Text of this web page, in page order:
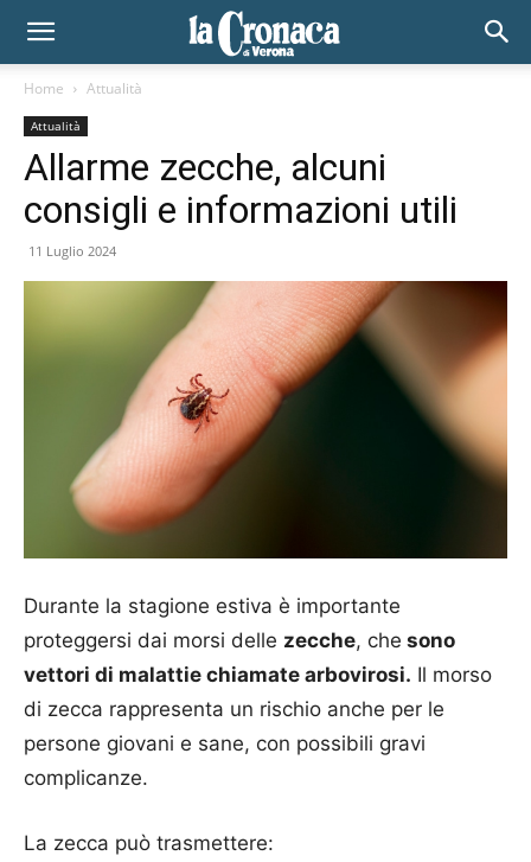
Home Attualità
Attualità
Allarme zecche, alcuni
consigli e informazioni utili
11 Luglio 2024
Durante la stagione estiva è importante
proteggersi dai morsi delle zecche, che sono
vettori di malattie chiamate arbovirosi. Il morso
di zecca rappresenta un rischio anche per le
persone giovani e sane, con possibili gravi
complicanze.
La zecca può trasmettere: